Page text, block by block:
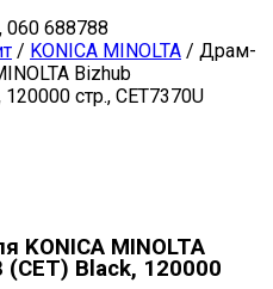
060 688788
/ KONICA MINOLTA / Драм-
Bizhub
стр., CET7370U
KONICA MINOLTA
Black, 120000